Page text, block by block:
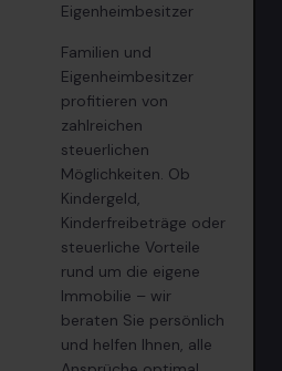
Eigenheimbesitzer
Familien und
Eigenheimbesitzer
profitieren von
zahlreichen
steuerlichen
Möglichkeiten. Ob
Kindergeld,
Kinderfreibeträge oder
steuerliche Vorteile
rund um die eigene
Immobilie – wir
beraten Sie persönlich
und helfen Ihnen, alle